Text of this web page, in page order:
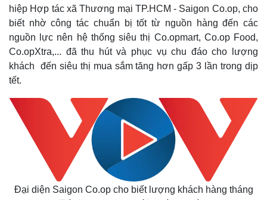
hiệp Hợp tác xã Thương mại TP.HCM - Saigon Co.op, cho
biết nhờ công tác chuẩn bị tốt từ nguồn hàng đến các
nguồn lực nên hệ thống siêu thị Co.opmart, Co.op Food,
Co.opXtra,... đã thu hút và phục vụ chu đáo cho lượng
khách đến siêu thị mua sắm tăng hơn gấp 3 lần trong dịp
tết.
Đại diện Saigon Co.op cho biết lượng khách hàng tháng